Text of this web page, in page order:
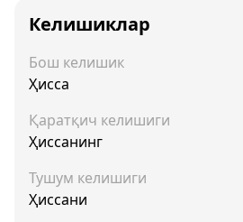
Келишиклар
Бош келишик
Ҳисса
Қаратқич келишиги
Ҳиссанинг
Тушум келишиги
Ҳиссани